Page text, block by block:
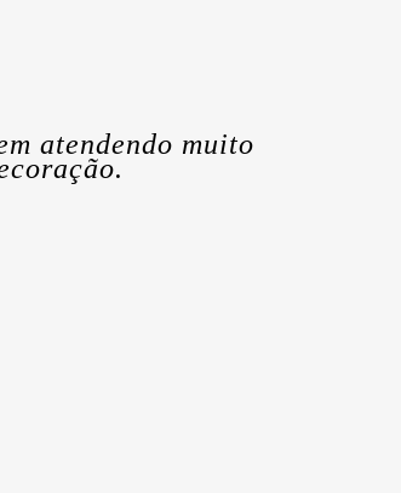
atendendo muito